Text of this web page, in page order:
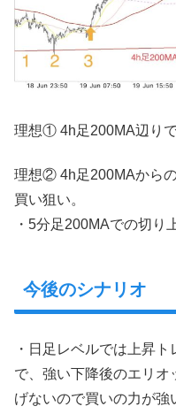
理想① 4h足200MA辺りで
理想② 4h足200MAから
買い狙い。
・5分足200MAでの切り
今後のシナリオ
・日足レベルでは上昇
で、強い下降後のエリ
げないので買いの力が強